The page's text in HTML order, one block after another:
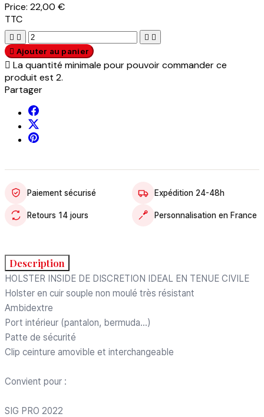
Price: 22,00 €
TTC
   
 Ajouter au panier
 La quantité minimale pour pouvoir commander ce
produit est 2.
Partager
Paiement sécurisé Expédition 24-48h
Retours 14 jours Personnalisation en France
Description
HOLSTER INSIDE DE DISCRETION IDEAL EN TENUE CIVILE
Holster en cuir souple non moulé très résistant
Ambidextre
Port intérieur (pantalon, bermuda...)
Patte de sécurité
Clip ceinture amovible et interchangeable
Convient pour :
SIG PRO 2022